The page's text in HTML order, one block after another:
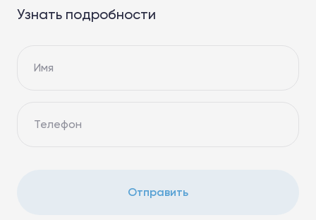
Узнать подробности
Имя
Телефон
Отправить